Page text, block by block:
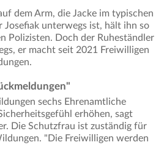
dem Arm, die Jacke im typischen
Josefiak unterwegs ist, hält ihn so
Polizisten. Doch der Ruheständler
er macht seit 2021 Freiwilligen
sechs Ehrenamtliche
erhöhen, sagt
Die Schutzfrau ist zuständig für
"Die Freiwilligen werden